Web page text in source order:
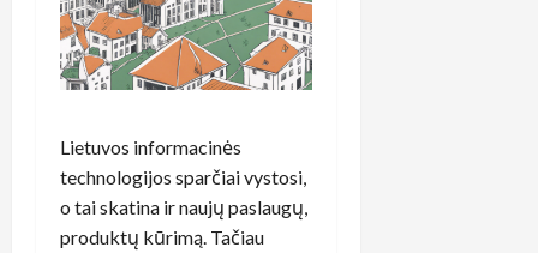
Lietuvos informacinės
technologijos sparčiai vystosi,
o tai skatina ir naujų paslaugų,
produktų kūrimą. Tačiau